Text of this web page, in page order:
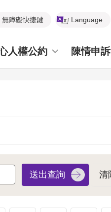
無障礙快捷鍵 Language
人權公約 陳情申訴